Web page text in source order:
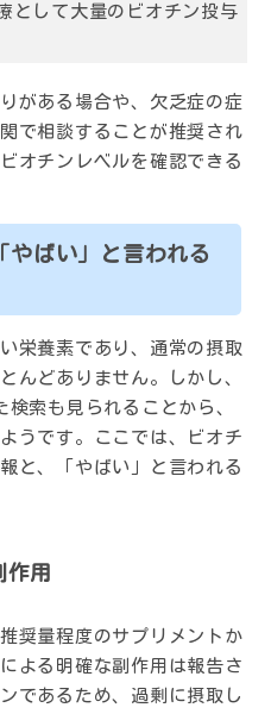
として大量のビオチン投与
がある場合や、欠乏症の症
で相談することが推奨され
オチンレベルを確認できる
やばい」と言われる
栄養素であり、通常の摂取
んどありません。しかし、
索も見られることから、
うです。ここでは、ビオチ
と、「やばい」と言われる
作用
奨量程度のサプリメントか
よる明確な副作用は報告さ
であるため、過剰に摂取し